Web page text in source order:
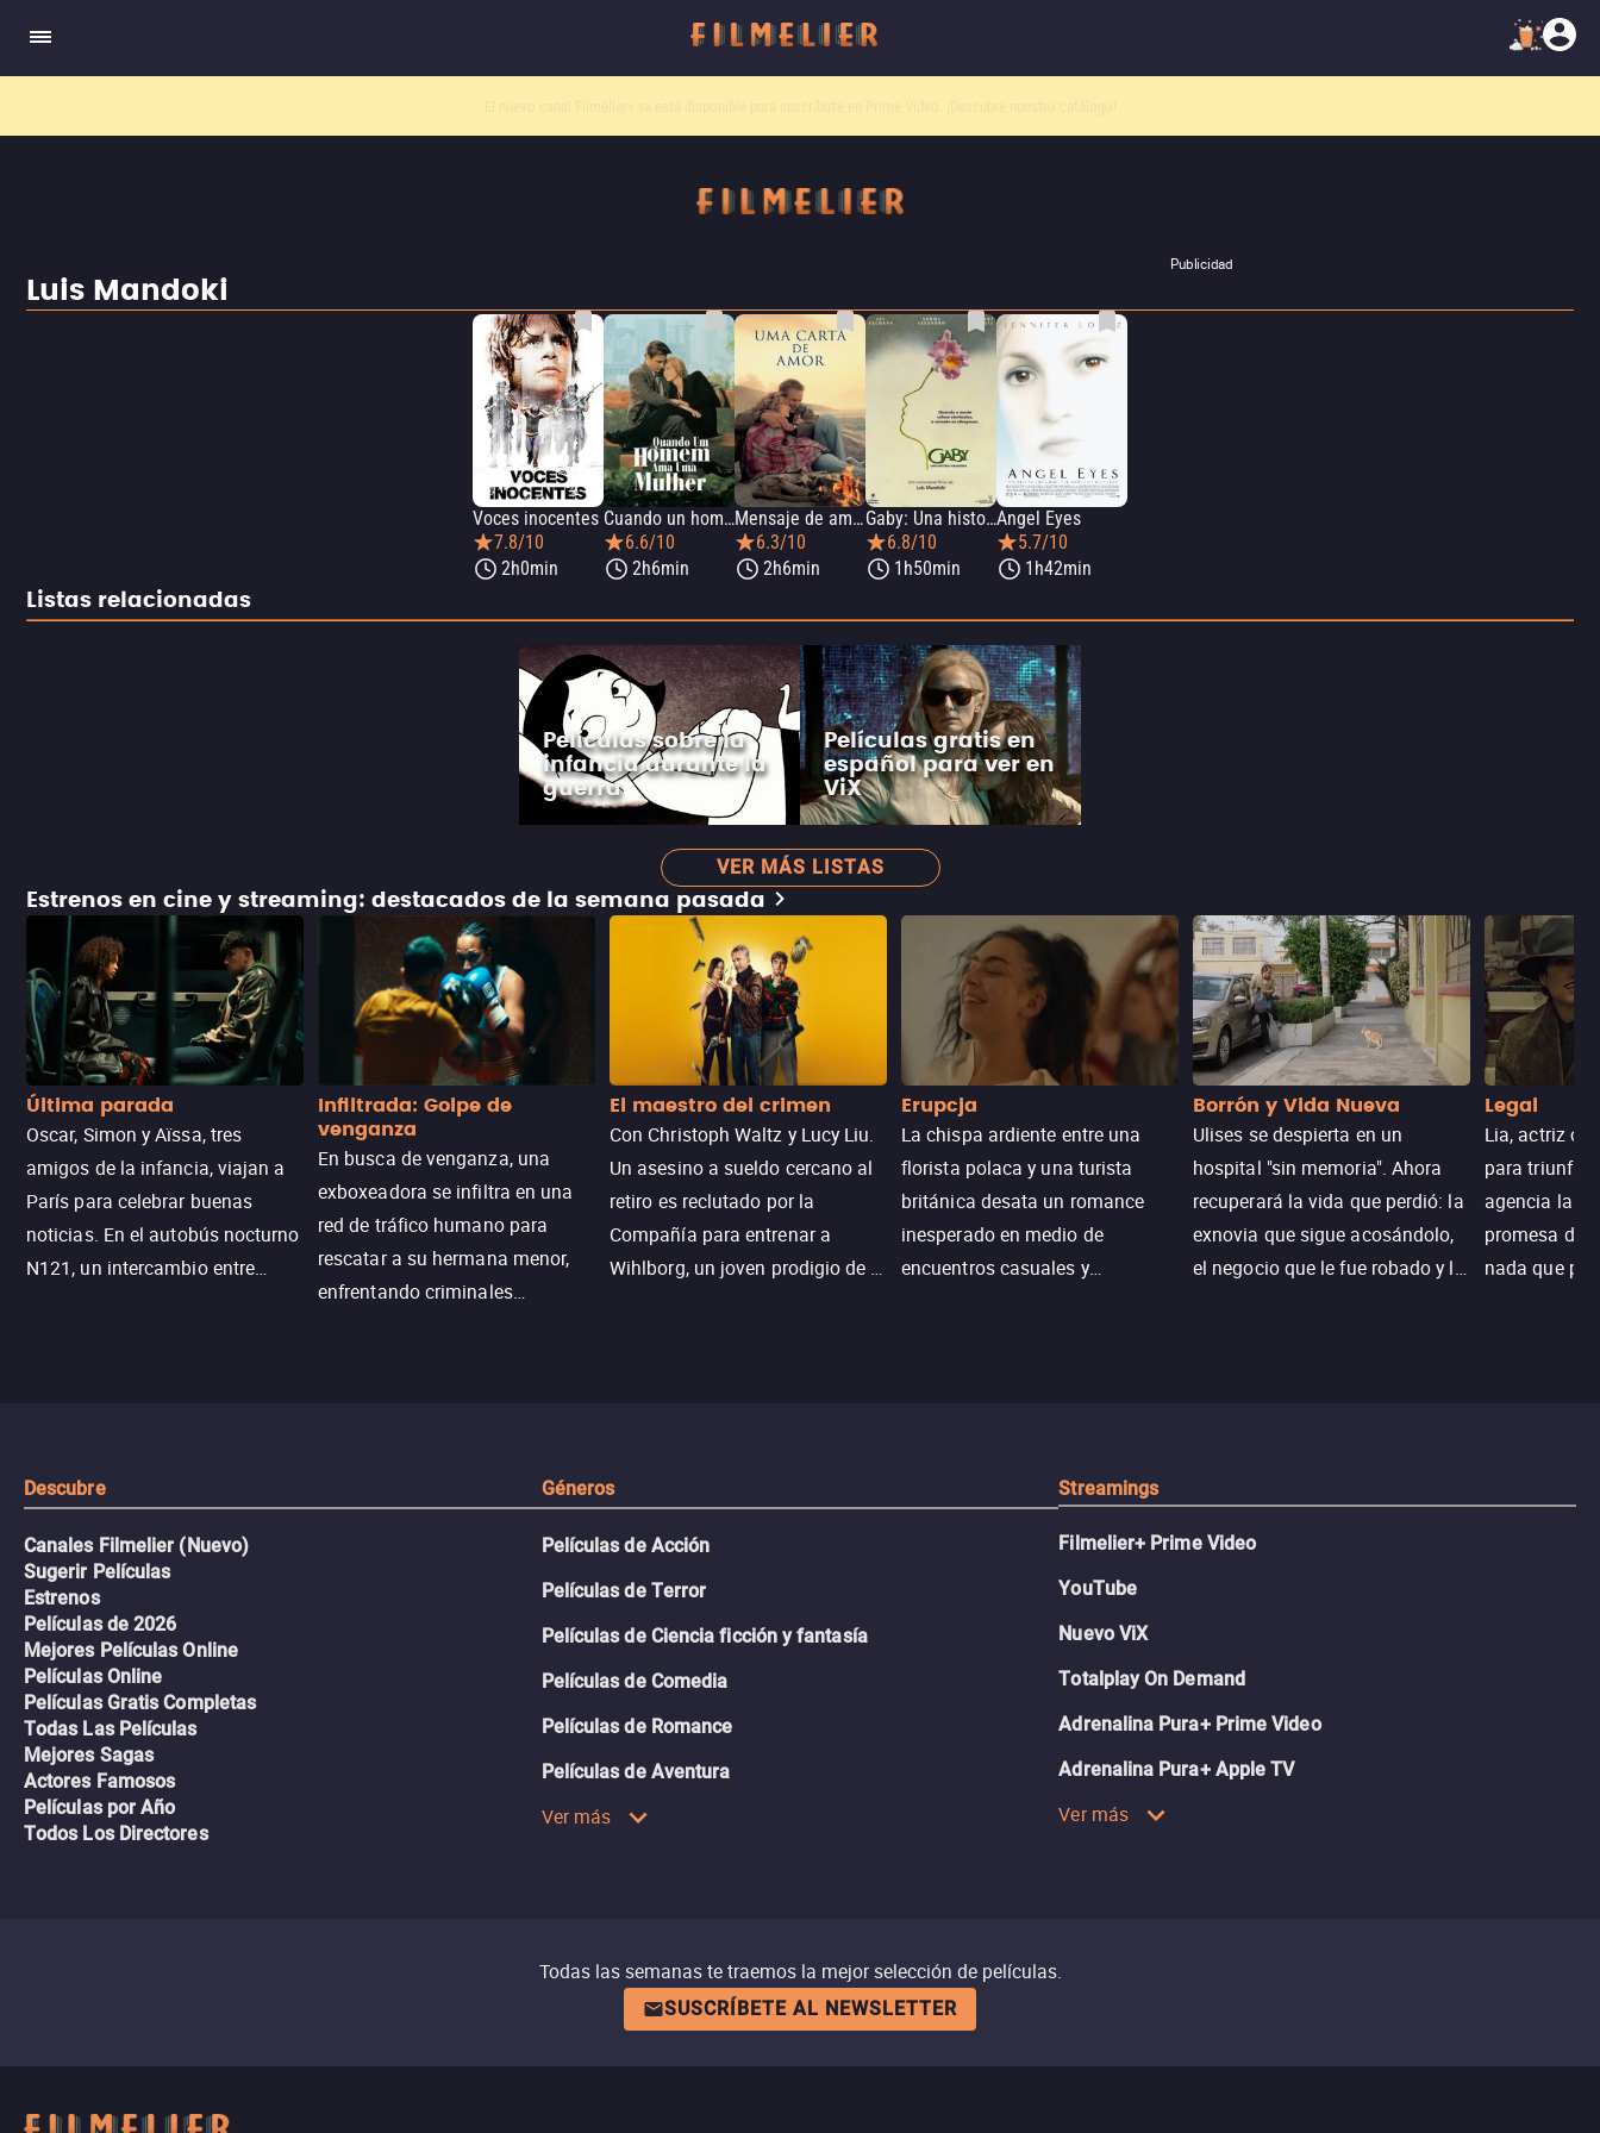
Publicidad
Luis Mandoki
Voces inocentes
7.8/10
2h0min
Cuando un hombre ama a una mujer
6.6/10
2h6min
Mensaje de amor
6.3/10
2h6min
Gaby: Una historia verdadera
6.8/10
1h50min
Angel Eyes
5.7/10
1h42min
Listas relacionadas
Películas sobre la
infancia durante la
guerra
Películas gratis en
español para ver en
ViX
VER MÁS LISTAS
Estrenos en cine y streaming: destacados de la semana pasada
Última parada
Oscar, Simon y Aïssa, tres
amigos de la infancia, viajan a
París para celebrar buenas
noticias. En el autobús nocturno
N121, un intercambio entre
Infiltrada: Golpe de
venganza
En busca de venganza, una
exboxeadora se infiltra en una
red de tráfico humano para
rescatar a su hermana menor,
enfrentando criminales
El maestro del crimen
Con Christoph Waltz y Lucy Liu.
Un asesino a sueldo cercano al
retiro es reclutado por la
Compañía para entrenar a
Wihlborg, un joven prodigio de la
Erupcja
La chispa ardiente entre una
florista polaca y una turista
británica desata un romance
inesperado en medio de
encuentros casuales y
Borrón y Vida Nueva
Ulises se despierta en un
hospital "sin memoria". Ahora
recuperará la vida que perdió: la
exnovia que sigue acosándolo,
el negocio que le fue robado y la
Legal
Lia, actriz
para triunfar
agencia la
promesa de
nada que
Descubre
Canales Filmelier (Nuevo)
Sugerir Películas
Estrenos
Películas de 2026
Mejores Películas Online
Películas Online
Películas Gratis Completas
Todas Las Películas
Mejores Sagas
Actores Famosos
Películas por Año
Todos Los Directores
Géneros
Películas de Acción
Películas de Terror
Películas de Ciencia ficción y fantasía
Películas de Comedia
Películas de Romance
Películas de Aventura
Ver más
Streamings
Filmelier+ Prime Video
YouTube
Nuevo ViX
Totalplay On Demand
Adrenalina Pura+ Prime Video
Adrenalina Pura+ Apple TV
Ver más
Todas las semanas te traemos la mejor selección de películas.
SUSCRÍBETE AL NEWSLETTER